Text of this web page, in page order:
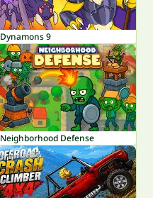
Dynamons 9
Neighborhood Defense